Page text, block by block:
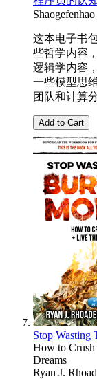
Shaogefenhao
这本电子书
些哲学内容
逻辑学内容
一些模型思
团队和计算
Add to Cart
Stop Wasting
How to
Dreams
Ryan J.